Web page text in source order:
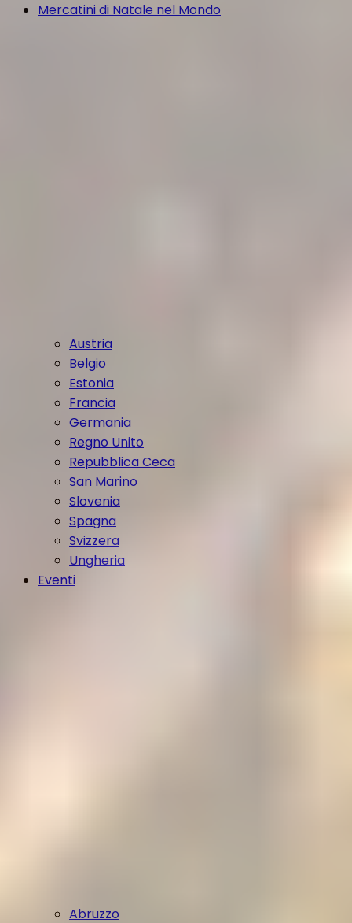
Mercatini di Natale nel Mondo
Austria
Belgio
Estonia
Francia
Germania
Regno Unito
Repubblica Ceca
San Marino
Slovenia
Spagna
Svizzera
Ungheria
Eventi
Abruzzo